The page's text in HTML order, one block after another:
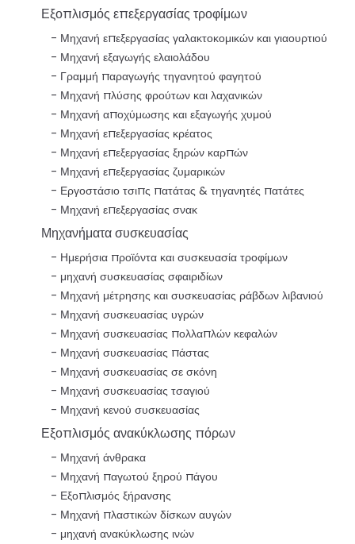
Εξοπλισμός επεξεργασίας τροφίμων
Μηχανή επεξεργασίας γαλακτοκομικών και γιαουρτιού
Μηχανή εξαγωγής ελαιολάδου
Γραμμή παραγωγής τηγανητού φαγητού
Μηχανή πλύσης φρούτων και λαχανικών
Μηχανή αποχύμωσης και εξαγωγής χυμού
Μηχανή επεξεργασίας κρέατος
Μηχανή επεξεργασίας ξηρών καρπών
Μηχανή επεξεργασίας ζυμαρικών
Εργοστάσιο τσιπς πατάτας & τηγανητές πατάτες
Μηχανή επεξεργασίας σνακ
Μηχανήματα συσκευασίας
Ημερήσια προϊόντα και συσκευασία τροφίμων
μηχανή συσκευασίας σφαιριδίων
Μηχανή μέτρησης και συσκευασίας ράβδων λιβανιού
Μηχανή συσκευασίας υγρών
Μηχανή συσκευασίας πολλαπλών κεφαλών
Μηχανή συσκευασίας πάστας
Μηχανή συσκευασίας σε σκόνη
Μηχανή συσκευασίας τσαγιού
Μηχανή κενού συσκευασίας
Εξοπλισμός ανακύκλωσης πόρων
Μηχανή άνθρακα
Μηχανή παγωτού ξηρού πάγου
Εξοπλισμός ξήρανσης
Μηχανή πλαστικών δίσκων αυγών
μηχανή ανακύκλωσης ινών